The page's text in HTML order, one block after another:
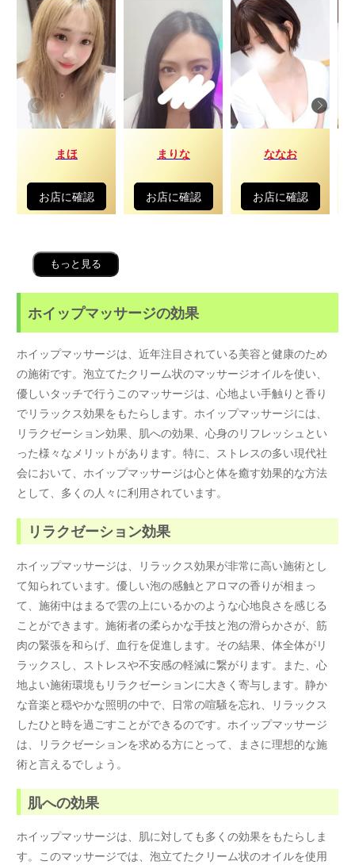
まほ
お店に確認
まりな
お店に確認
ななお
お店に確認
もっと見る
ホイップマッサージの効果
ホイップマッサージは、近年注目されている美容と健康のため
の施術です。泡立てたクリーム状のマッサージオイルを使い、
優しいタッチで行うこのマッサージは、心地よい手触りと香り
でリラックス効果をもたらします。ホイップマッサージには、
リラクゼーション効果、肌への効果、心身のリフレッシュとい
った様々なメリットがあります。特に、ストレスの多い現代社
会において、ホイップマッサージは心と体を癒す効果的な方法
として、多くの人々に利用されています。
リラクゼーション効果
ホイップマッサージは、リラックス効果が非常に高い施術とし
て知られています。優しい泡の感触とアロマの香りが相まっ
て、施術中はまるで雲の上にいるかのような心地良さを感じる
ことができます。施術者の柔らかな手技と泡の滑らかさが、筋
肉の緊張を和らげ、血行を促進します。その結果、体全体がリ
ラックスし、ストレスや不安感の軽減に繋がります。また、心
地よい施術環境もリラクゼーションに大きく寄与します。静か
な音楽と穏やかな照明の中で、日常の喧騒を忘れ、リラックス
したひと時を過ごすことができるのです。ホイップマッサージ
は、リラクゼーションを求める方にとって、まさに理想的な施
術と言えるでしょう。
肌への効果
ホイップマッサージは、肌に対しても多くの効果をもたらしま
す。このマッサージでは、泡立てたクリーム状のオイルを使用